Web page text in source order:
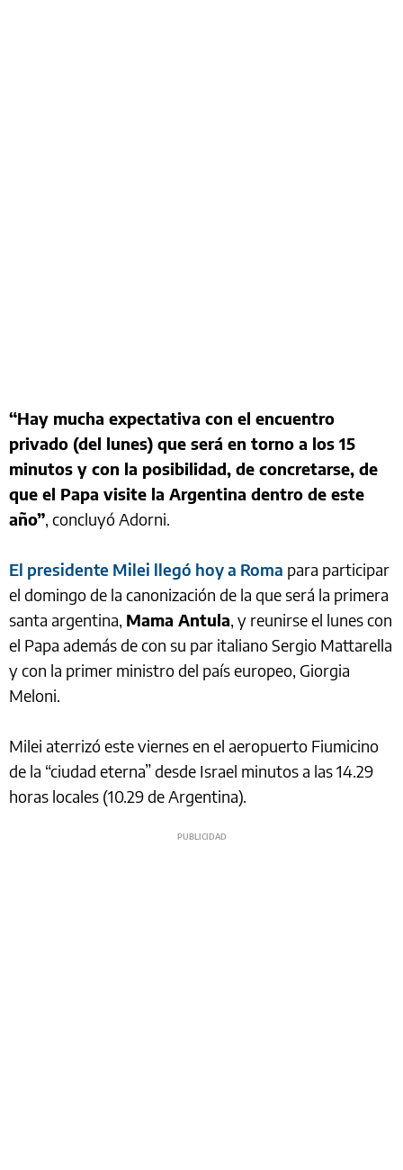
“Hay mucha expectativa con el encuentro
privado (del lunes) que será en torno a los 15
minutos y con la posibilidad, de concretarse, de
que el Papa visite la Argentina dentro de este
año”, concluyó Adorni.
El presidente Milei llegó hoy a Roma para participar
el domingo de la canonización de la que será la primera
santa argentina, Mama Antula, y reunirse el lunes con
el Papa además de con su par italiano Sergio Mattarella
y con la primer ministro del país europeo, Giorgia
Meloni.
Milei aterrizó este viernes en el aeropuerto Fiumicino
de la “ciudad eterna” desde Israel minutos a las 14.29
horas locales (10.29 de Argentina).